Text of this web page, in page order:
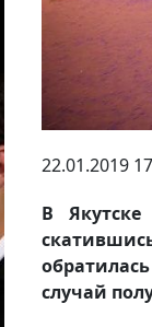
22.01.2019
В Якутске
случай